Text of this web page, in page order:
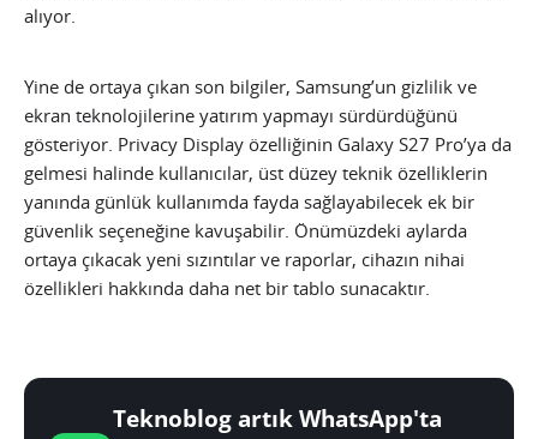
alıyor.
Yine de ortaya çıkan son bilgiler, Samsung’un gizlilik ve
ekran teknolojilerine yatırım yapmayı sürdürdüğünü
gösteriyor. Privacy Display özelliğinin Galaxy S27 Pro’ya da
gelmesi halinde kullanıcılar, üst düzey teknik özelliklerin
yanında günlük kullanımda fayda sağlayabilecek ek bir
güvenlik seçeneğine kavuşabilir. Önümüzdeki aylarda
ortaya çıkacak yeni sızıntılar ve raporlar, cihazın nihai
özellikleri hakkında daha net bir tablo sunacaktır.
Teknoblog artık WhatsApp'ta